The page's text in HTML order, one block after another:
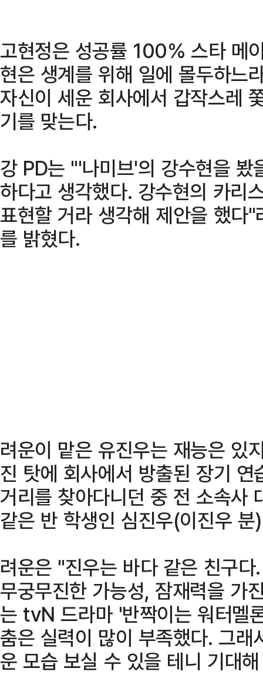
고현정은 성공률 100% 스타 메
현은 생계를 위해 일에 몰두하느
자신이 세운 회사에서 갑작스레
기를 맞는다.
강 PD는 "'나미브'의 강수현을 봤
하다고 생각했다. 강수현의 카리
표현할 거라 생각해 제안을 했다
를 밝혔다.
려운이 맡은 유진우는 재능은 있
진 탓에 회사에서 방출된 장기
거리를 찾아다니던 중 전 소속사
같은 반 학생인 심진우(이진우
려운은 "진우는 바다 같은 친구
무궁무진한 가능성, 잠재력을 가
는 tvN 드라마 '반짝이는 워터멜
춤은 실력이 많이 부족했다. 그
운 모습 보실 수 있을 테니 기대